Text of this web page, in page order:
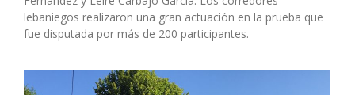
lebaniegos realizaron una gran actuación en la prueba que
fue disputada por más de 200 participantes.